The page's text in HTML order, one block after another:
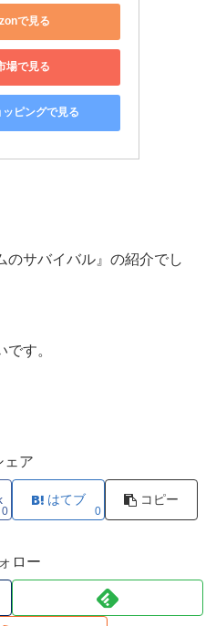
で見る
場で見る
ピングで見る
のサバイバル』の紹介でし
す。
ェア
0
はてブ
0
コピー
ロー